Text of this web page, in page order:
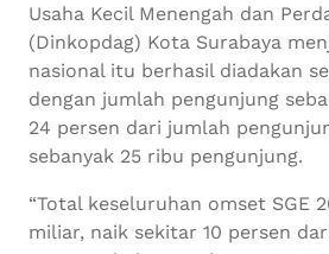
Usaha Kecil Menengah dan
(Dinkopdag) Kota Surabaya
nasional itu berhasil diadakan
dengan jumlah pengunjung
24 persen dari jumlah
sebanyak 25 ribu pengunjung.
“Total keseluruhan omset SGE
miliar, naik sekitar 10 persen